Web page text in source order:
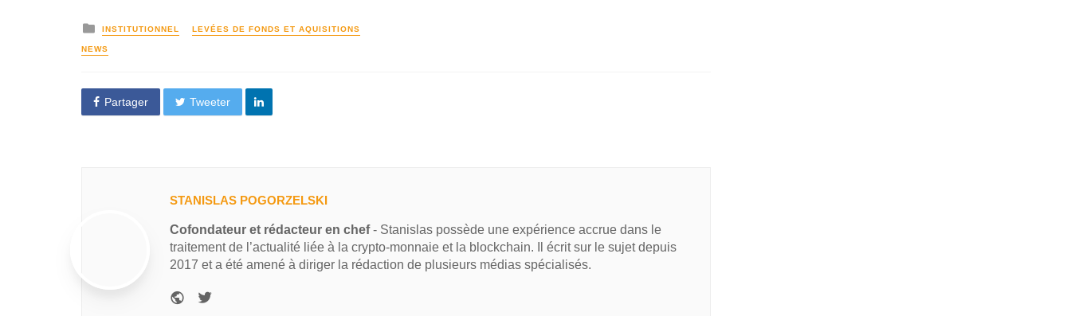
INSTITUTIONNEL LEVÉES DE FONDS ET AQUISITIONS
NEWS
Partager Tweeter
STANISLAS POGORZELSKI
Cofondateur et rédacteur en chef- Stanislas possède une expérience accrue dans le
traitement de l’actualité liée à la crypto-monnaie et la blockchain. Il écrit sur le sujet depuis
2017 et a été amené à diriger la rédaction de plusieurs médias spécialisés.